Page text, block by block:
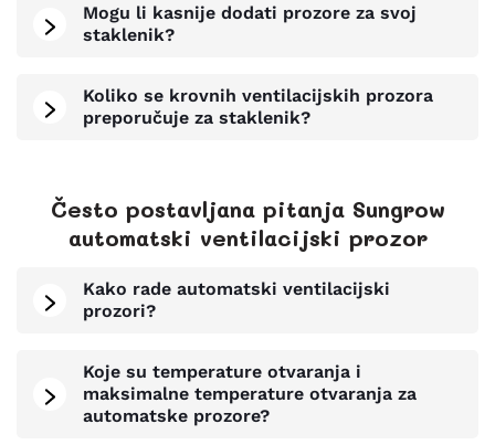
Mogu li kasnije dodati prozore za svoj
staklenik?
Koliko se krovnih ventilacijskih prozora
preporučuje za staklenik?
Često postavljana pitanja Sungrow
automatski ventilacijski prozor
Kako rade automatski ventilacijski
prozori?
Koje su temperature otvaranja i
maksimalne temperature otvaranja za
automatske prozore?